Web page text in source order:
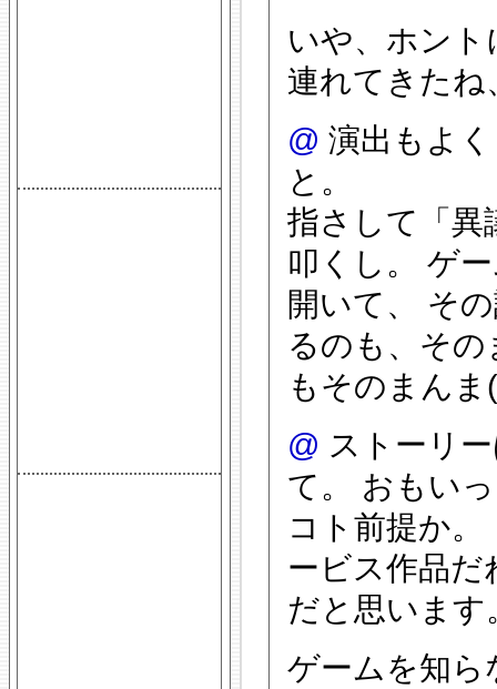
いや、ホン
連れてきた
@ 演出もよ
と。
指さして「異
叩くし。 ゲ
開いて、 そ
るのも、そ
もそのまんま
@ ストーリ
て。 おもい
コト前提か
ービス作品
だと思います
ゲームを知